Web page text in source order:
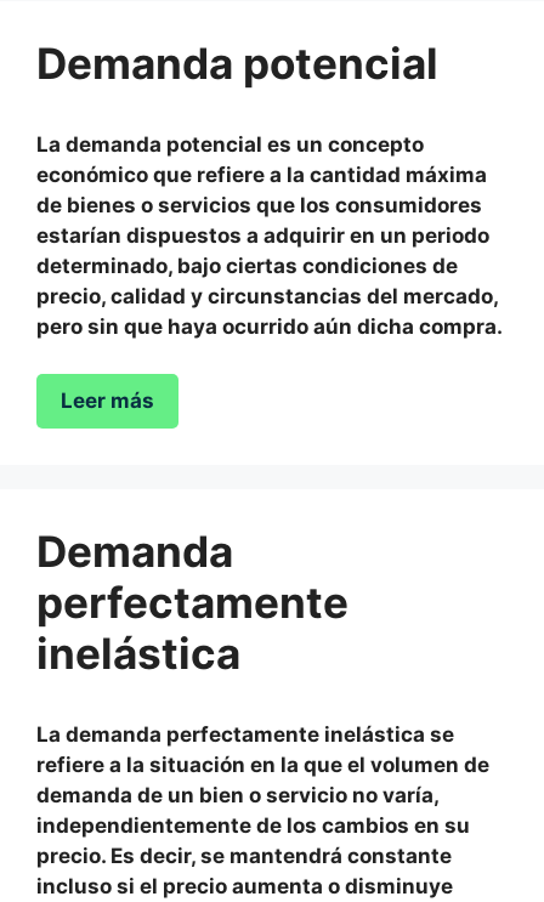
Demanda potencial
La demanda potencial es un concepto
económico que refiere a la cantidad máxima
de bienes o servicios que los consumidores
estarían dispuestos a adquirir en un periodo
determinado, bajo ciertas condiciones de
precio, calidad y circunstancias del mercado,
pero sin que haya ocurrido aún dicha compra.
Leer más
Demanda
perfectamente
inelástica
La demanda perfectamente inelástica se
refiere a la situación en la que el volumen de
demanda de un bien o servicio no varía,
independientemente de los cambios en su
precio. Es decir, se mantendrá constante
incluso si el precio aumenta o disminuye